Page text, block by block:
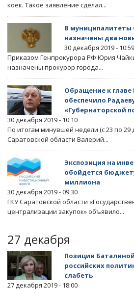
коек. Такое заявление сделал...
В муниципалитеты
назначены два
30 декабря 2019 - 10:59
Приказом Генпрокурора РФ Юрия
назначены прокурор города...
Обращение к
обеспечило
«Губернаторской
30 декабря 2019 - 10:10
По итогам минувшей недели (с 23 по 29
Саратовской области Валерий...
Экспозиция на
обойдется
миллиона
30 декабря 2019 - 09:30
ГКУ Саратовской области
централизации закупок» объявило...
27 декабря
Позиции
российских
слабеть
27 декабря 2019 - 18:00